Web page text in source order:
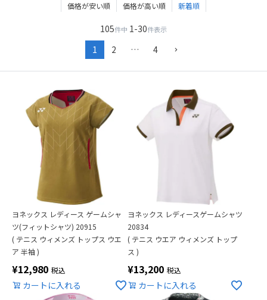
価格が安い順 価格が高い順 新着順
105件中 1-30件表示
1 2 … 4
ヨネックス レディース ゲームシャ
ツ(フィットシャツ) 20915
( テニス ウィメンズ トップス ウエ
ア 半袖 )
¥12,980 税込
カートに入れる
ヨネックス レディースゲームシャツ
20834
( テニス ウエア ウィメンズ トップ
ス )
¥13,200 税込
カートに入れる